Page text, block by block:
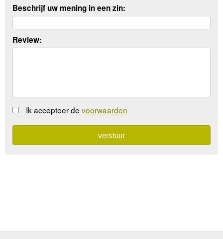
Beschrijf uw mening in een zin:
Review:
Ik accepteer de voorwaarden